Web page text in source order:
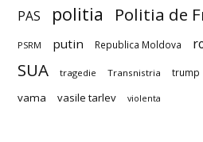
PAS politia Politia de
PSRM putin Republica Moldova
SUA tragedie Transnistria trump
vama vasile tarlev violenta